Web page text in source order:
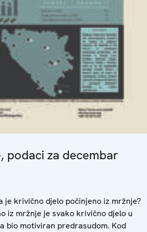
podaci za decembar
je krivično djelo počinjeno iz mržnje?
iz mržnje je svako krivično djelo u
bio motiviran predrasudom. Kod